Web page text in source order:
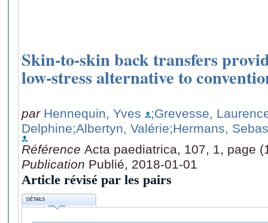
Skin-to-skin back transfers
low-stress alternative to
par Hennequin, Yves
;Grevesse,
Delphine;Albertyn, Valérie;Hermans,
Référence Acta paediatrica, 107, 1, page
Publication Publié, 2018-01-01
Article révisé par les pairs
DÉTAILS